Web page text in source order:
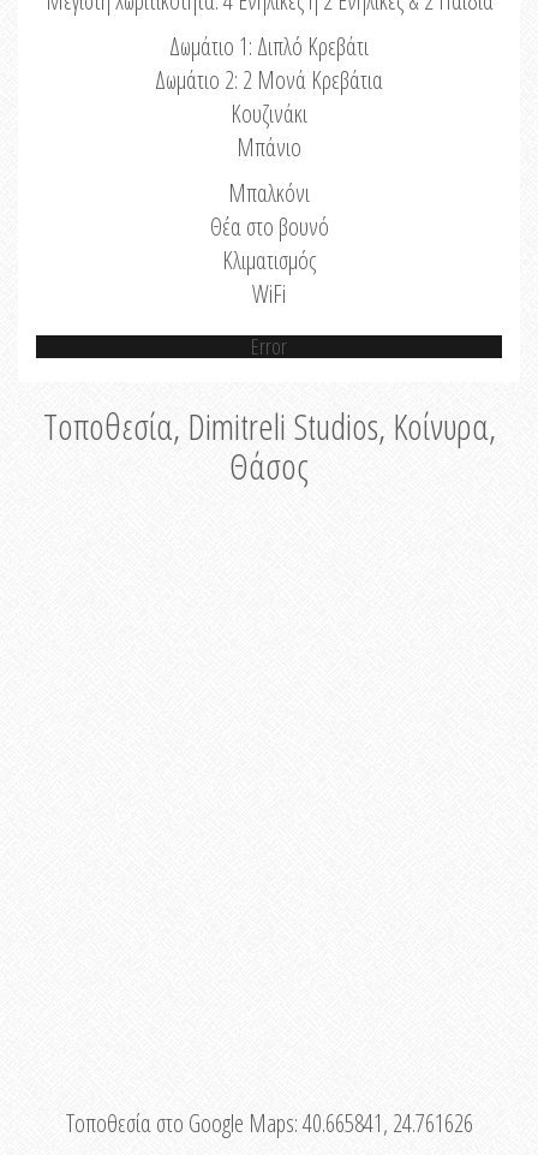
Δωμάτιο 1: Διπλό Κρεβάτι
Δωμάτιο 2: 2 Μονά Κρεβάτια
Κουζινάκι
Μπάνιο
Μπαλκόνι
Θέα στο βουνό
Κλιματισμός
WiFi
Error
Τοποθεσία, Dimitreli Studios, Κοίνυρα,
Θάσος
Τοποθεσία στο Google Maps:40.665841, 24.761626